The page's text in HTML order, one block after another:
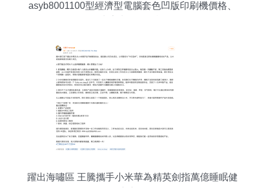
asyb8001100型經濟型電腦套色凹版印刷機價格、
躍出海嘯區 王騰攜手小米華為精英劍指萬億睡眠健